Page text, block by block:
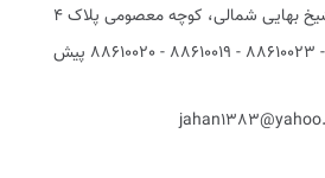
بهایی شمالی، کوچه معصومی پلاک 4
تلفن تماس: 88610021- 88610023 - 88610019 - 88610020 پیش